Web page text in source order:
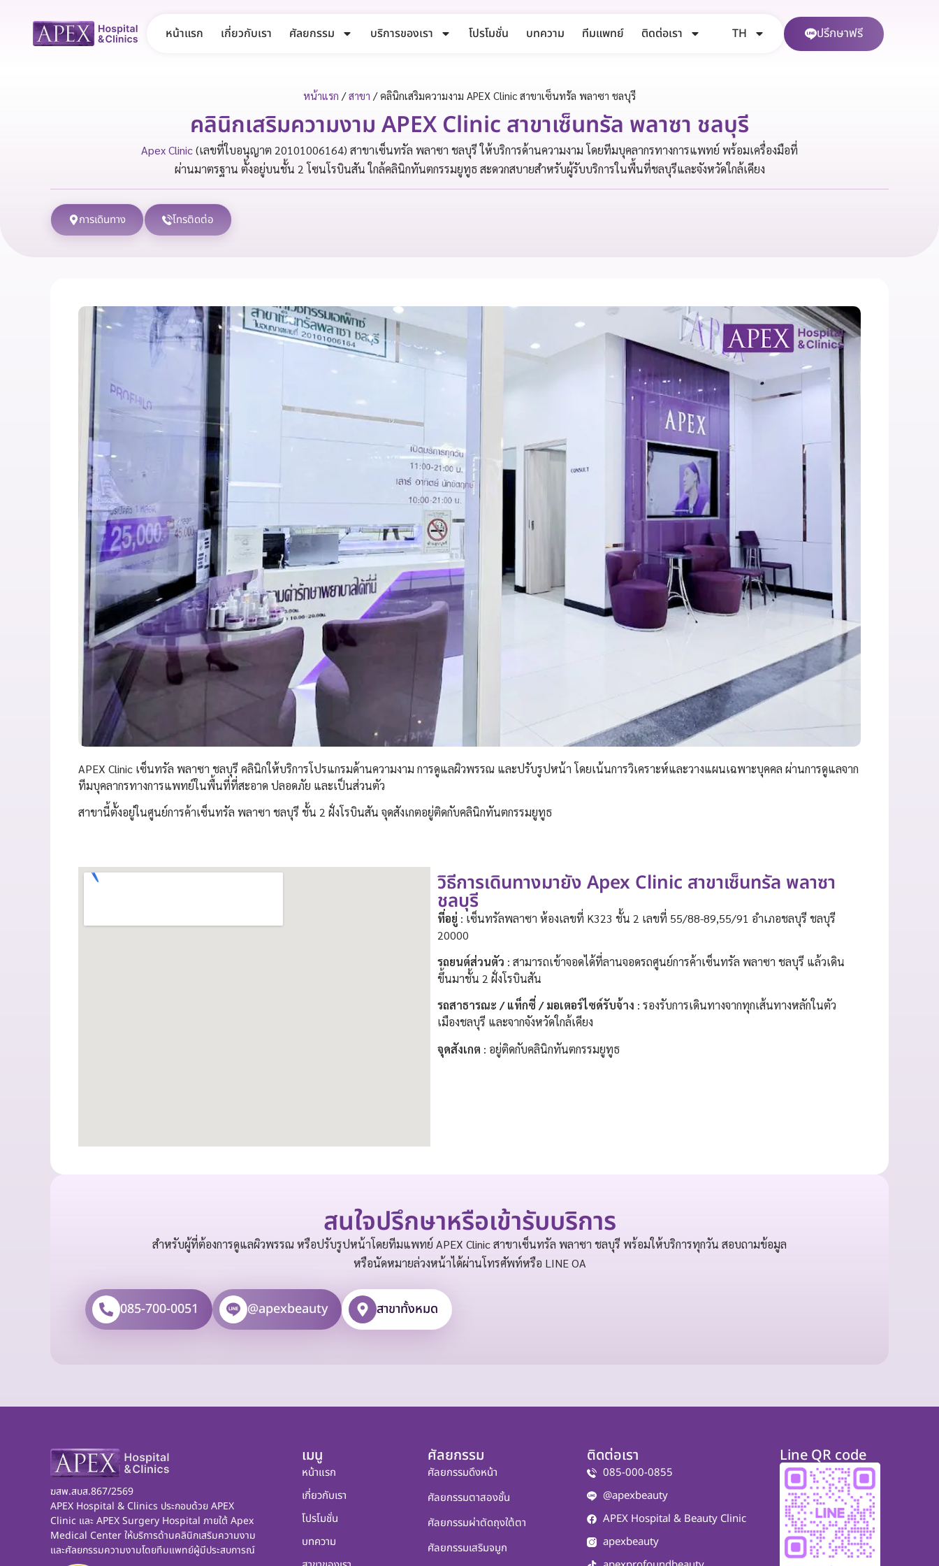
หน้าแรก เกี่ยวกับเรา ศัลยกรรม บริการของเรา โปรโมชั่น บทความ ทีมแพทย์ ติดต่อเรา TH ปรึกษาฟรี
หน้าแรก /สาขา /คลินิกเสริมความงาม APEX Clinic สาขาเซ็นทรัล พลาซา ชลบุรี
คลินิกเสริมความงาม APEX Clinic สาขาเซ็นทรัล พลาซา ชลบุรี
Apex Clinic(เลขที่ใบอนุญาต 20101006164) สาขาเซ็นทรัล พลาซา ชลบุรี ให้บริการด้านความงาม โดยทีมบุคลากรทางการแพทย์ พร้อมเครื่องมือที่
ผ่านมาตรฐาน ตั้งอยู่บนชั้น 2 โซนโรบินสัน ใกล้คลินิกทันตกรรมยูทูธ สะดวกสบายสำหรับผู้รับบริการในพื้นที่ชลบุรีและจังหวัดใกล้เคียง
การเดินทาง โทรติดต่อ
APEX Clinic เซ็นทรัล พลาซา ชลบุรี คลินิกให้บริการโปรแกรมด้านความงาม การดูแลผิวพรรณ และปรับรูปหน้า โดยเน้นการวิเคราะห์และวางแผนเฉพาะบุคคล ผ่านการดูแลจาก
ทีมบุคลากรทางการแพทย์ในพื้นที่ที่สะอาด ปลอดภัย และเป็นส่วนตัว
สาขานี้ตั้งอยู่ในศูนย์การค้าเซ็นทรัล พลาซา ชลบุรี ชั้น 2 ฝั่งโรบินสัน จุดสังเกตอยู่ติดกับคลินิกทันตกรรมยูทูธ
วิธีการเดินทางมายัง Apex Clinic สาขาเซ็นทรัล พลาซา
ชลบุรี
ที่อยู่ : เซ็นทรัลพลาซา ห้องเลขที่ K323 ชั้น 2 เลขที่ 55/88-89,55/91 อำเภอชลบุรี ชลบุรี
20000
รถยนต์ส่วนตัว : สามารถเข้าจอดได้ที่ลานจอดรถศูนย์การค้าเซ็นทรัล พลาซา ชลบุรี แล้วเดิน
ขึ้นมาชั้น 2 ฝั่งโรบินสัน
รถสาธารณะ / แท็กซี่ / มอเตอร์ไซด์รับจ้าง : รองรับการเดินทางจากทุกเส้นทางหลักในตัว
เมืองชลบุรี และจากจังหวัดใกล้เคียง
จุดสังเกต : อยู่ติดกับคลินิกทันตกรรมยูทูธ
สนใจปรึกษาหรือเข้ารับบริการ
สำหรับผู้ที่ต้องการดูแลผิวพรรณ หรือปรับรูปหน้าโดยทีมแพทย์ APEX Clinic สาขาเซ็นทรัล พลาซา ชลบุรี พร้อมให้บริการทุกวัน สอบถามข้อมูล
หรือนัดหมายล่วงหน้าได้ผ่านโทรศัพท์หรือ LINE OA
085-700-0051 @apexbeauty สาขาทั้งหมด
ฆสพ.สบส.867/2569
APEX Hospital & Clinics ประกอบด้วย APEX
Clinic และ APEX Surgery Hospital ภายใต้ Apex
Medical Center ให้บริการด้านคลินิกเสริมความงาม
และศัลยกรรมความงามโดยทีมแพทย์ผู้มีประสบการณ์
เมนู
หน้าแรก
เกี่ยวกับเรา
โปรโมชั่น
บทความ
ศัลยกรรม
ศัลยกรรมดึงหน้า
ศัลยกรรมตาสองชั้น
ศัลยกรรมผ่าตัดถุงใต้ตา
ศัลยกรรมเสริมจมูก
ติดต่อเรา
085-000-0855
@apexbeauty
APEX Hospital & Beauty Clinic
apexbeauty
Line QR code